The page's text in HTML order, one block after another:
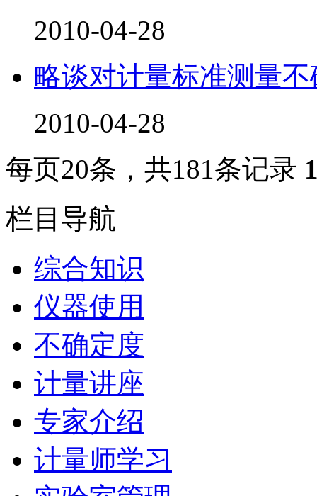
2010-04-28
略谈对计量标准测量
2010-04-28
每页20条，共181条记录
栏目导航
综合知识
仪器使用
不确定度
计量讲座
专家介绍
计量师学习